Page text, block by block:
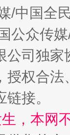
"炒
/中国全
公众传
公司独
授权合
接。
，本网